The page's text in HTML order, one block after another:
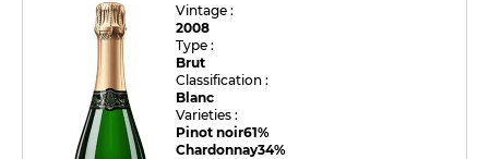
Vintage :
2008
Type :
Brut
Classification :
Blanc
Varieties :
Pinot noir61%
Chardonnay34%